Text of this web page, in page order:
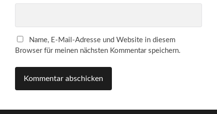
Name, E-Mail-Adresse und Website in diesem
Browser für meinen nächsten Kommentar speichern.